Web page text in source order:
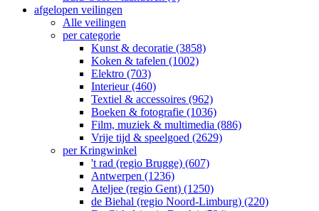
afgelopen veilingen
Alle veilingen
per categorie
Kunst & decoratie (3858)
Koken & tafelen (1002)
Elektro (703)
Interieur (460)
Textiel & accessoires (962)
Boeken & fotografie (1036)
Film, muziek & multimedia (886)
Vrije tijd & speelgoed (2629)
per Kringwinkel
't rad (regio Brugge) (607)
Antwerpen (1236)
Ateljee (regio Gent) (1250)
de Biehal (regio Noord-Limburg) (220)